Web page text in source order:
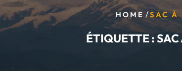
HOME /SAC À
ÉTIQUETTE :SAC